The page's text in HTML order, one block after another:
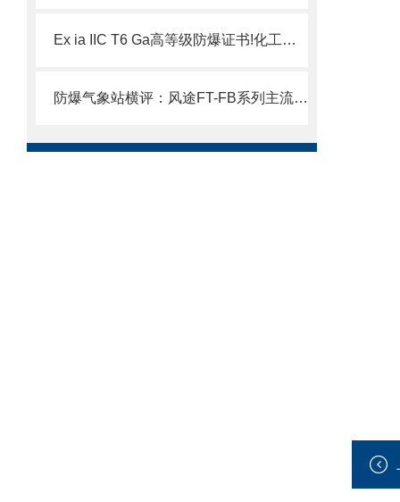
Ex ia IIC T6 Ga高等级防爆证书!化工园区防爆气象站性价比高
防爆气象站横评：风途FT-FB系列主流品牌对比测评